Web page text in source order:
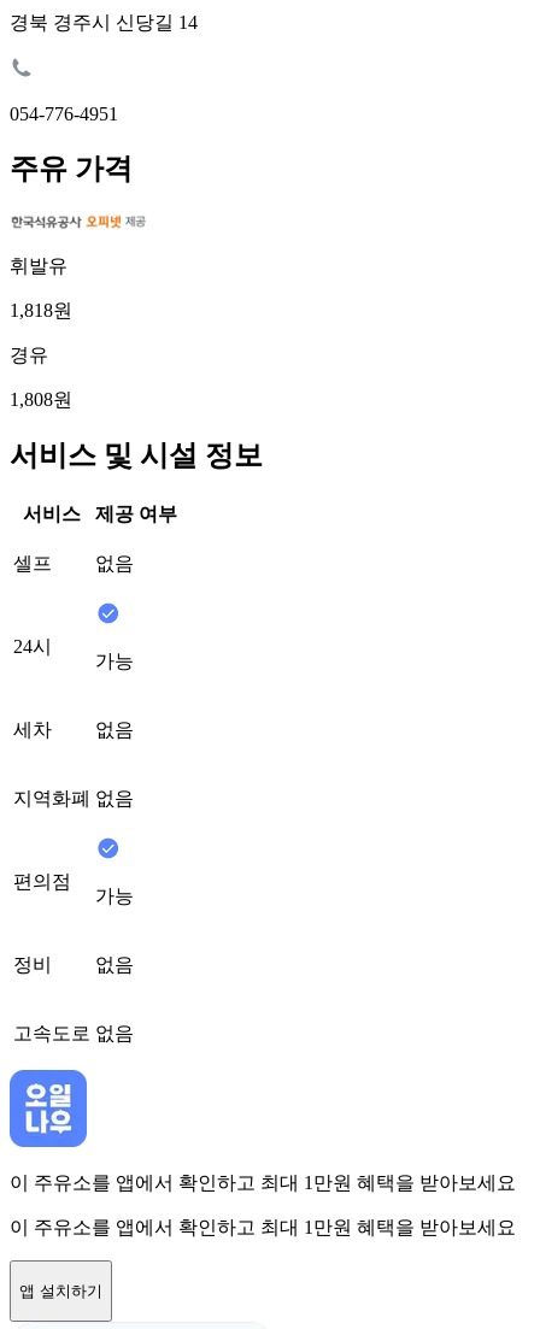
경북 경주시 신당길 14
054-776-4951
주유 가격
휘발유
1,818원
경유
1,808원
서비스 및 시설 정보
서비스 제공 여부
셀프 없음
24시
가능
세차 없음
지역화폐 없음
편의점
가능
정비 없음
고속도로 없음
이 주유소를 앱에서 확인하고 최대 1만원 혜택을 받아보세요
이 주유소를 앱에서 확인하고 최대 1만원 혜택을 받아보세요
앱 설치하기